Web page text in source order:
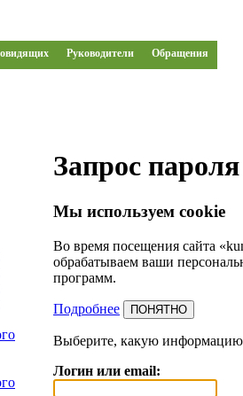
Руководители Обращения
Запрос пароля
Мы используем cookie
Во время посещения сайта
обрабатываем ваши
программ.
Подробнее ПОНЯТНО
Выберите, какую информацию
Логин или email: